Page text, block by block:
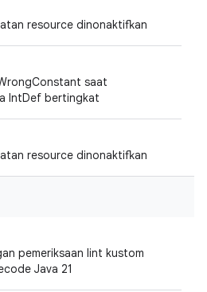
resource dinonaktifkan
saat
IntDef bertingkat
resource dinonaktifkan
pemeriksaan lint kustom
Java 21